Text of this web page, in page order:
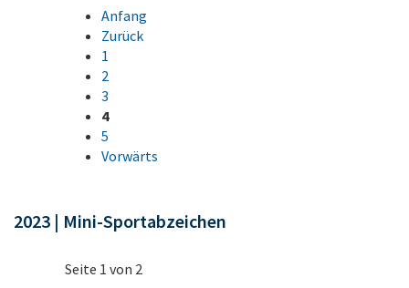
Anfang
Zurück
1
2
3
4
5
Vorwärts
2023 | Mini-Sportabzeichen
Seite 1 von 2